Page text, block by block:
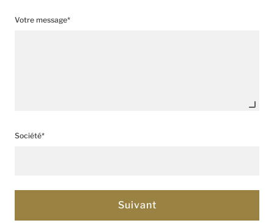
Votre message*
Société*